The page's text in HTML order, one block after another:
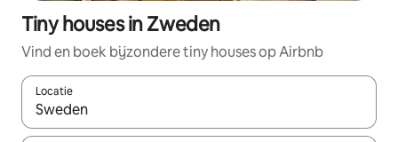
Tiny houses in Zweden
Vind en boek bijzondere tiny houses op Airbnb
Locatie
Wanneer er resultaten beschikbaar zijn, maak je een keuze